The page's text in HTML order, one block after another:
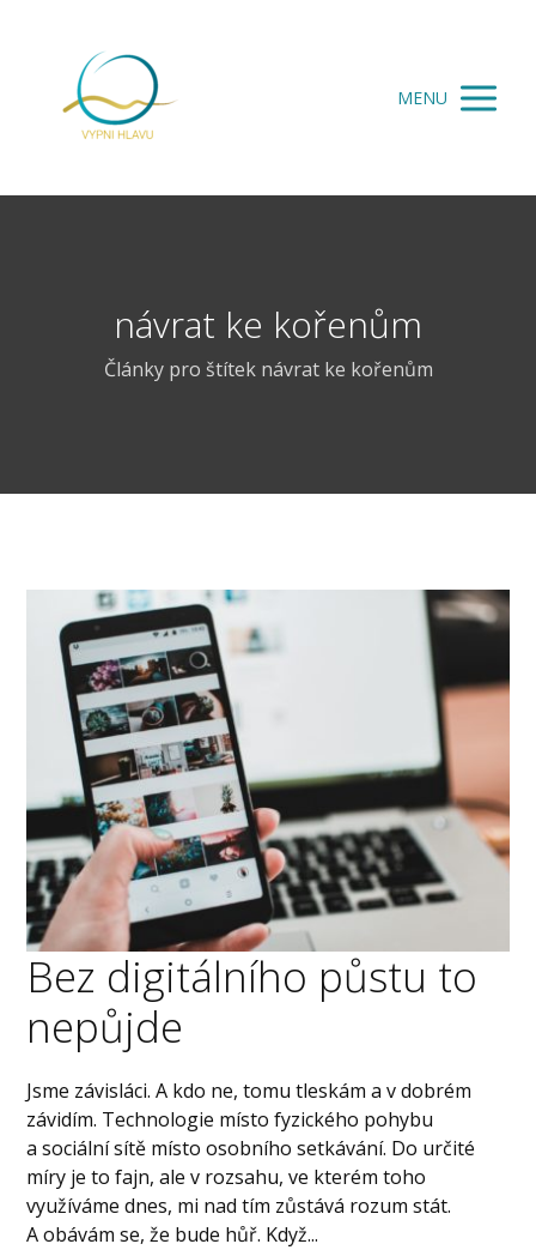
MENU
návrat ke kořenům
Články pro štítek návrat ke kořenům
Bez digitálního půstu to
nepůjde
Jsme závisláci. A kdo ne, tomu tleskám a v dobrém
závidím. Technologie místo fyzického pohybu
a sociální sítě místo osobního setkávání. Do určité
míry je to fajn, ale v rozsahu, ve kterém toho
využíváme dnes, mi nad tím zůstává rozum stát.
A obávám se, že bude hůř. Když...